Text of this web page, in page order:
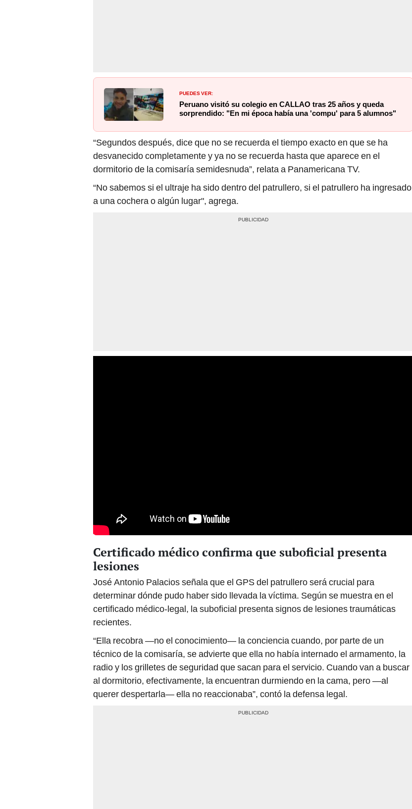
PUEDES VER:
Peruano visitó su colegio en CALLAO tras 25 años y queda
sorprendido: "En mi época había una 'compu' para 5 alumnos"
“Segundos después, dice que no se recuerda el tiempo exacto en que se ha
desvanecido completamente y ya no se recuerda hasta que aparece en el
dormitorio de la comisaría semidesnuda”, relata a Panamericana TV.
“No sabemos si el ultraje ha sido dentro del patrullero, si el patrullero ha ingresado
a una cochera o algún lugar", agrega.
Certificado médico confirma que suboficial presenta
lesiones
José Antonio Palacios señala que el GPS del patrullero será crucial para
determinar dónde pudo haber sido llevada la víctima. Según se muestra en el
certificado médico-legal, la suboficial presenta signos de lesiones traumáticas
recientes.
“Ella recobra —no el conocimiento— la conciencia cuando, por parte de un
técnico de la comisaría, se advierte que ella no había internado el armamento, la
radio y los grilletes de seguridad que sacan para el servicio. Cuando van a buscar
al dormitorio, efectivamente, la encuentran durmiendo en la cama, pero —al
querer despertarla— ella no reaccionaba”, contó la defensa legal.